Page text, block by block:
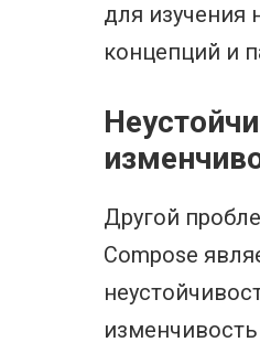
для изучения
концепций и
Другой
Compose
изменчивость